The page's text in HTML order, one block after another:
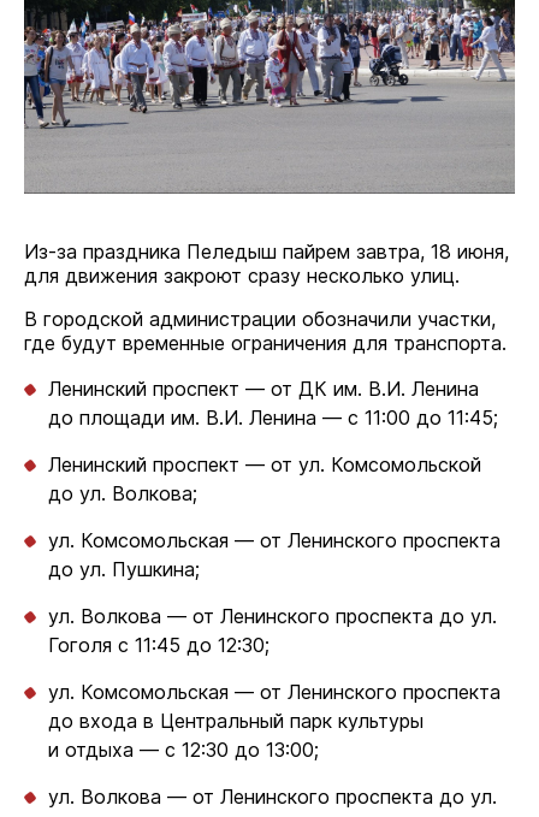
Из-за праздника Пеледыш пайрем завтра, 18 июня,
для движения закроют сразу несколько улиц.
В городской администрации обозначили участки,
где будут временные ограничения для транспорта.
Ленинский проспект — от ДК им. В.И. Ленина
до площади им. В.И. Ленина — с 11:00 до 11:45;
Ленинский проспект — от ул. Комсомольской
до ул. Волкова;
ул. Комсомольская — от Ленинского проспекта
до ул. Пушкина;
ул. Волкова — от Ленинского проспекта до ул.
Гоголя с 11:45 до 12:30;
ул. Комсомольская — от Ленинского проспекта
до входа в Центральный парк культуры
и отдыха — с 12:30 до 13:00;
ул. Волкова — от Ленинского проспекта до ул.